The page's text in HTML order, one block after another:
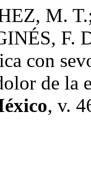
M.
F.
con
de la
, v.